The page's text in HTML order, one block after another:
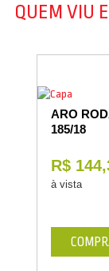
QUEM VIU
ARO
185/18
R$
à vista